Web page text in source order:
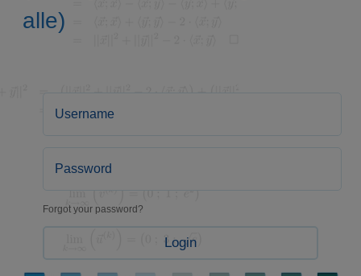
alle)
Forgot your password?
Login